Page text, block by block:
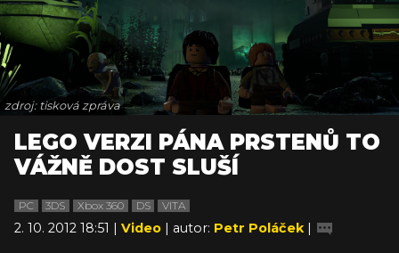
zdroj: tisková zpráva
LEGO VERZI PÁNA PRSTENŮ TO
VÁŽNĚ DOST SLUŠÍ
PC 3DS Xbox 360 DS VITA
2. 10. 2012 18:51 | Video | autor: Petr Poláček |